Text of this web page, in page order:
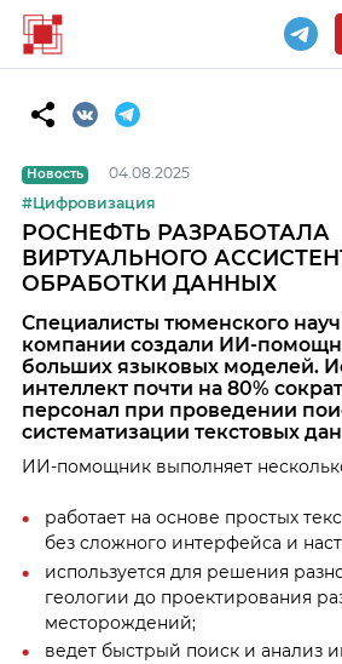
Новость
04.08.2025
#Цифровизация
РОСНЕФТЬ РАЗРАБОТАЛА
ВИРТУАЛЬНОГО
ОБРАБОТКИ ДАННЫХ
Специалисты тюменского
компании создали ИИ-
больших языковых моделей.
интеллект почти на 80%
персонал при проведении
систематизации текстовых
ИИ-помощник выполняет
работает на основе простых
без сложного интерфейса и
используется для решения
геологии до проектирования
месторождений;
ведет быстрый поиск и анализ